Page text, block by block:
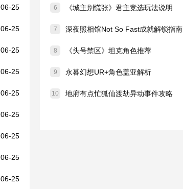
06-25
06-25
06-25
06-25
06-25
06-25
06-25
06-25
06-25
6 《城主别慌张》君主竞选玩法说明
7 深夜照相馆Not So Fast成就解锁指南
8 《头号禁区》坦克角色推荐
9 永暮幻想UR+角色盖亚解析
10 地府有点忙狐仙渡劫异动事件攻略